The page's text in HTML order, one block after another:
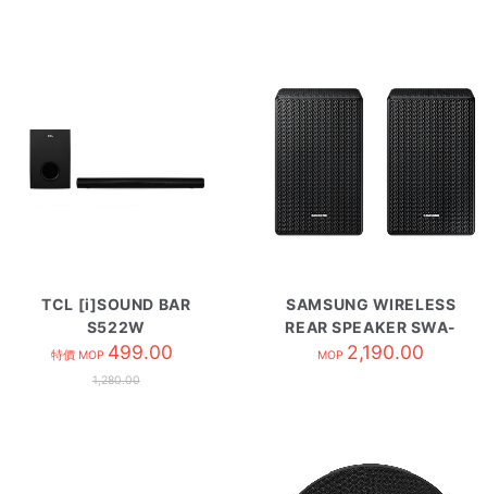
TCL [i]SOUND BAR
S522W
特價 MOP 499.00
1,280.00
SAMSUNG WIRELESS
REAR SPEAKER SWA-
9500S/ZK
MOP 2,190.00